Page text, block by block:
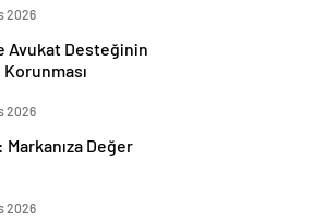
2026
Avukat Desteğinin
Korunması
2026
Değer
2026